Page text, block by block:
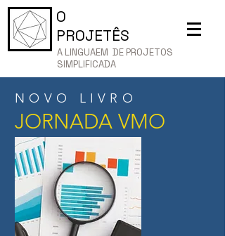
O
PROJETÊS
A LINGUAEM DE PROJETOS
SIMPLIFICADA
NOVO LIVRO
JORNADA VMO